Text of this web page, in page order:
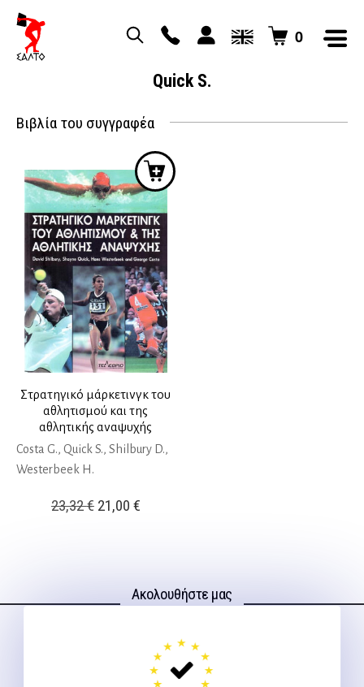
0
Quick S.
Βιβλία του συγγραφέα
Στρατηγικό μάρκετινγκ του
αθλητισμού και της
αθλητικής αναψυχής
Costa G., Quick S., Shilbury D.,
Westerbeek H.
23,32€ Original
21,00 €Η
21,00 €.
Ακολουθήστε μας